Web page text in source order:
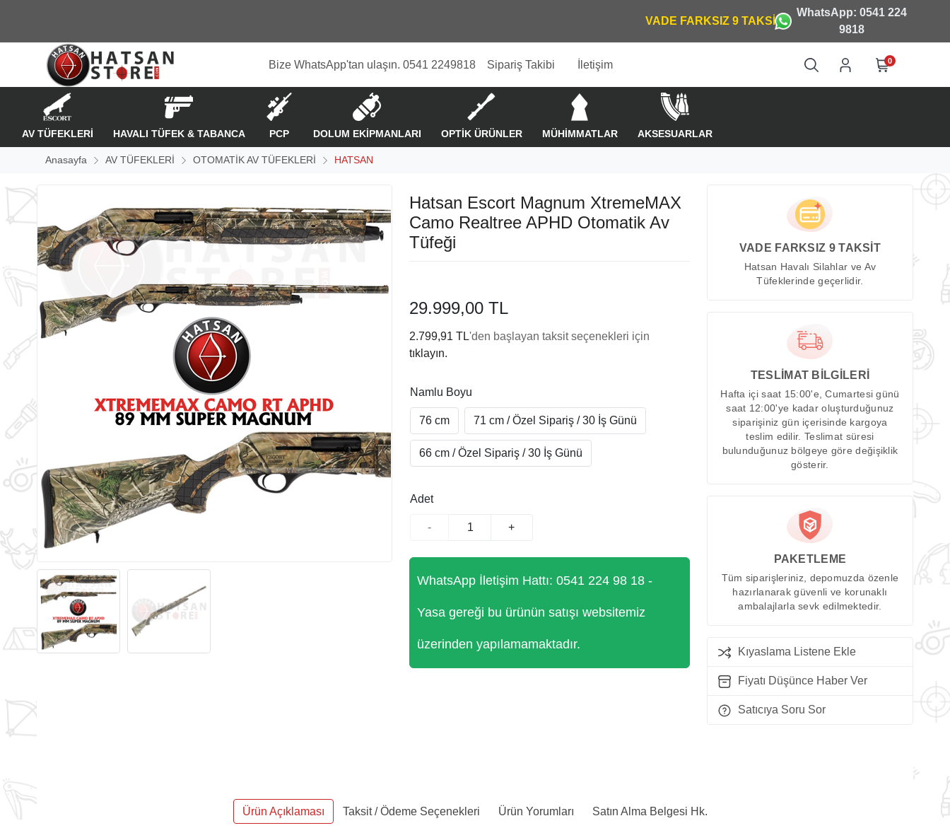
WhatsApp: 0541 224
9818
Bize WhatsApp'tan ulaşın. 0541 2249818 Sipariş Takibi İletişim 0
AV TÜFEKLERİ HAVALI TÜFEK & TABANCA PCP DOLUM EKİPMANLARI OPTİK ÜRÜNLER MÜHİMMATLAR AKSESUARLAR
Anasayfa AV TÜFEKLERİ OTOMATİK AV TÜFEKLERİ HATSAN
Hatsan Escort Magnum XtremeMAX
Camo Realtree APHD Otomatik Av
Tüfeği
29.999,00 TL
2.799,91 TL'den başlayan taksit seçenekleri için
tıklayın.
Namlu Boyu
76 cm 71 cm / Özel Sipariş / 30 İş Günü
66 cm / Özel Sipariş / 30 İş Günü
Adet
- +
WhatsApp İletişim Hattı: 0541 224 98 18 -
Yasa gereği bu ürünün satışı websitemiz
üzerinden yapılamamaktadır.
VADE FARKSIZ 9 TAKSİT
Hatsan Havalı Silahlar ve Av
Tüfeklerinde geçerlidir.
TESLİMAT BİLGİLERİ
Hafta içi saat 15:00'e, Cumartesi günü
saat 12:00'ye kadar oluşturduğunuz
siparişiniz gün içerisinde kargoya
teslim edilir. Teslimat süresi
bulunduğunuz bölgeye göre değişiklik
gösterir.
PAKETLEME
Tüm siparişleriniz, depomuzda özenle
hazırlanarak güvenli ve korunaklı
ambalajlarla sevk edilmektedir.
Kıyaslama Listene Ekle
Fiyatı Düşünce Haber Ver
Satıcıya Soru Sor
Ürün Açıklaması Taksit / Ödeme Seçenekleri Ürün Yorumları Satın Alma Belgesi Hk.